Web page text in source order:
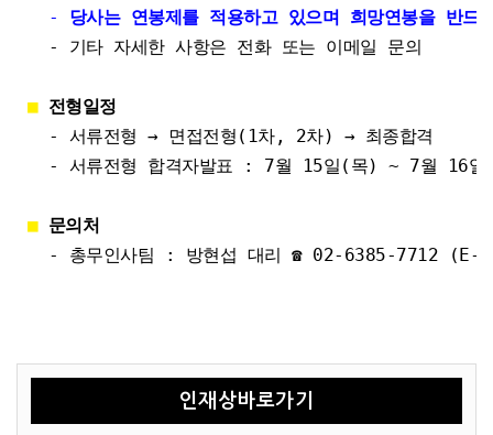
- 당사는 연봉제를 적용하고 있으며 희망연봉을 반드
- 기타 자세한 사항은 전화 또는 이메일 문의
■전형일정
- 서류전형 → 면접전형(1차, 2차) → 최종합격
- 서류전형 합격자발표 : 7월 15일(목) ~ 7월 16일
■문의처
- 총무인사팀 : 방현섭 대리 ☎ 02-6385-7712 (E-
인재상바로가기